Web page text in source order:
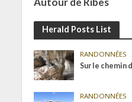
Herald Posts List
RANDONNÉES
Sur le chemin
RANDONNÉES